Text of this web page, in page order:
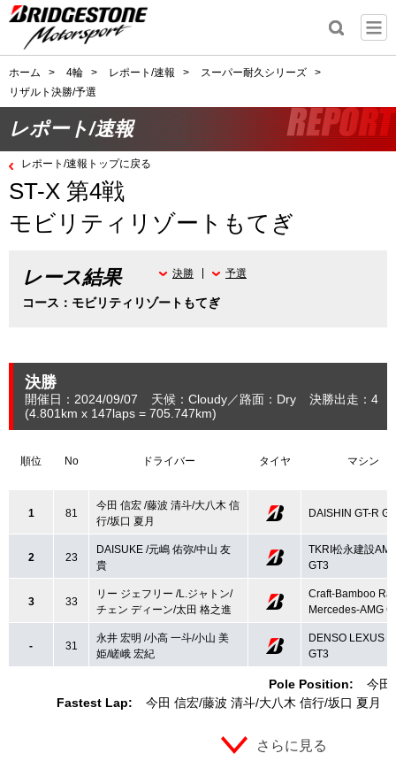
ホーム > 4輪 > レポート/速報 > スーパー耐久シリーズ
>
リザルト決勝/予選
レポート/速報
レポート/速報トップに戻る
ST-X 第4戦
モビリティリゾートもてぎ
レース結果
コース：モビリティリゾートもてぎ
決勝 予選
決勝
開催日：2024/09/07 天候：Cloudy 路面：Dry 決勝出走：4
(4.801 km x 147laps = 705.747km)
順位 No ドライバー タイヤ マシン
Pole Position:
今田
Fastest Lap:
今田 信宏 藤波 清斗 大八木 信行 坂口 夏月
1 81
今田 信宏 /藤波 清斗/大八木 信
行/坂口 夏月
DAISHIN GT-R
2 23
DAISUKE /元嶋 佑弥/中山 友
貴
TKRI松永建設
GT3
3 33
リー ジェフリー /L.ジャトン/
チェン ディーン/太田 格之進
Craft-Bamboo
Mercedes-AMG
- 31
永井 宏明 /小高 一斗/小山 美
姫/嵯峨 宏紀
DENSO LEXUS
GT3
さらに見る